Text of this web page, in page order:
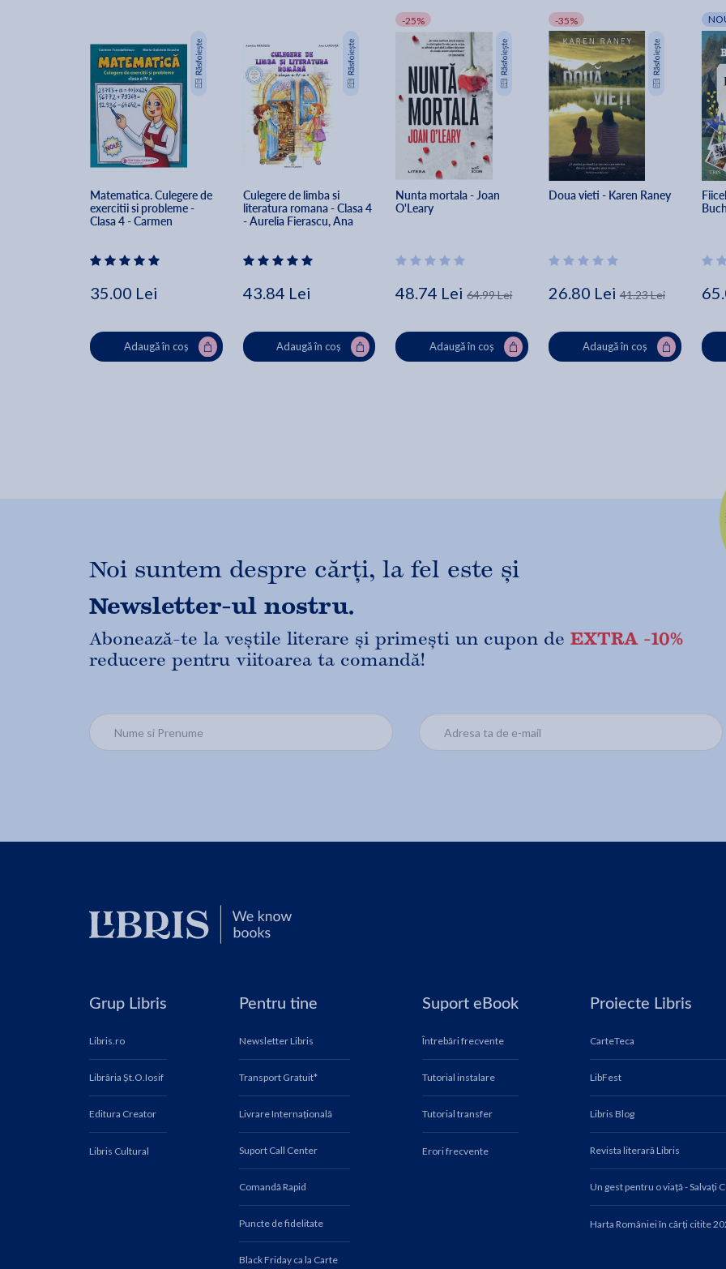
Matematica. Culegere de
exercitii si probleme -
Clasa 4 - Carmen
35.00 Lei
Adaugă în coș
Culegere de limba si
literatura romana - Clasa 4
- Aurelia Fierascu, Ana
43.84 Lei
Adaugă în coș
-25%
Nunta mortala - Joan
O'Leary
48.74 Lei 64.99 Lei
Adaugă în coș
-35%
Doua vieti - Karen Raney
26.80 Lei 41.23 Lei
Adaugă în coș
Noi suntem despre cărți, la fel este și
Newsletter-ul nostru.
Abonează-te la veștile literare și primești un cupon de EXTRA -10%
reducere pentru viitoarea ta comandă!
Grup Libris
Libris.ro
Librăria Șt.O.Iosif
Editura Creator
Libris Cultural
Pentru tine
Newsletter Libris
Transport Gratuit*
Livrare Internațională
Suport Call Center
Comandă Rapid
Puncte de fidelitate
Black Friday ca la Carte
Suport eBook
Întrebări frecvente
Tutorial instalare
Tutorial transfer
Erori frecvente
Proiecte Libris
CarteTeca
LibFest
Libris Blog
Revista literară Libris
Un gest pentru o viață - Salvați
Harta României în cărți citite